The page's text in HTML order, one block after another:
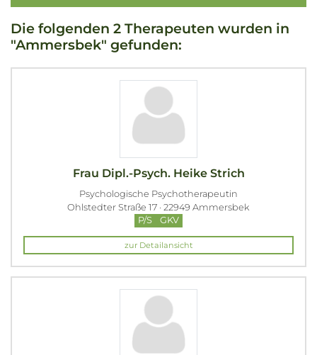
Die folgenden 2 Therapeuten wurden in
"Ammersbek" gefunden:
Frau Dipl.-Psych. Heike Strich
Psychologische Psychotherapeutin
Ohlstedter Straße 17 · 22949 Ammersbek
P/S
GKV
zur Detailansicht